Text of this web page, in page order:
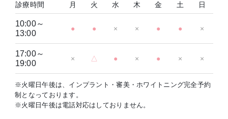
診療時間 月 火 水 木 金 土 日
10:00～
13:00
● ● × × ● ● ×
17:00～
19:00
× △ ● × ● × ×
※火曜日午後は、インプラント・審美・ホワイトニング完全予約
制となっております。
※火曜日午後は電話対応はしておりません。